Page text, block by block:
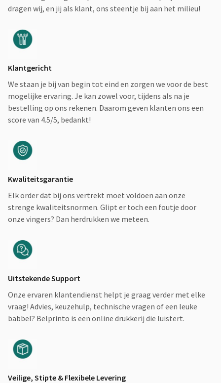
dragen wij, en jij als klant, ons steentje bij aan het milieu!
Klantgericht
We staan je bij van begin tot eind en zorgen we voor de best
mogelijke ervaring. Je kan zowel voor, tijdens als na je
bestelling op ons rekenen. Daarom geven klanten ons een
score van 4.5/5, bedankt!
Kwaliteitsgarantie
Elk order dat bij ons vertrekt moet voldoen aan onze
strenge kwaliteitsnormen. Glipt er toch een foutje door
onze vingers? Dan herdrukken we meteen.
Uitstekende Support
Onze ervaren klantendienst helpt je graag verder met elke
vraag! Advies, keuzehulp, technische vragen of een leuke
babbel? Belprinto is een online drukkerij die luistert.
Veilige, Stipte & Flexibele Levering